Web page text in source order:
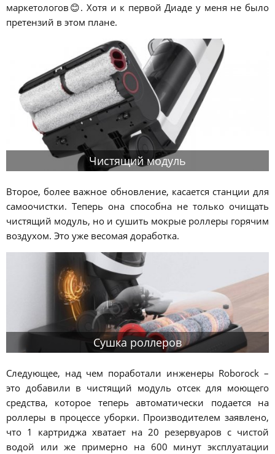
маркетологов😊. Хотя и к первой Диаде у меня не было
претензий в этом плане.
Чистящий модуль
Второе, более важное обновление, касается станции для
самоочистки. Теперь она способна не только очищать
чистящий модуль, но и сушить мокрые роллеры горячим
воздухом. Это уже весомая доработка.
Сушка роллеров
Следующее, над чем поработали инженеры Roborock –
это добавили в чистящий модуль отсек для моющего
средства, которое теперь автоматически подается на
роллеры в процессе уборки. Производителем заявлено,
что 1 картриджа хватает на 20 резервуаров с чистой
водой или же примерно на 600 минут эксплуатации